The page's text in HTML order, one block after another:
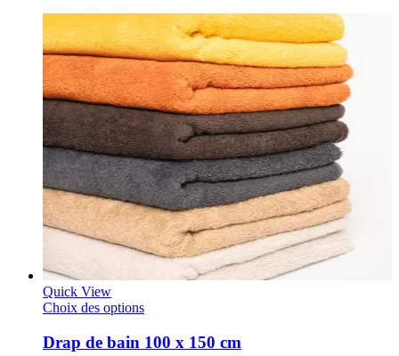
Quick View
Choix des options
Drap de bain 100 x 150 cm